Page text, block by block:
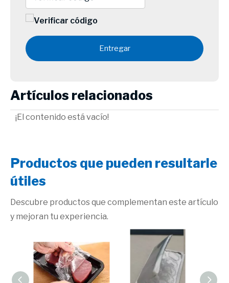
Entregar
Artículos relacionados
¡El contenido está vacío!
Productos que pueden resultarle
útiles
Descubre productos que complementan este artículo
y mejoran tu experiencia.